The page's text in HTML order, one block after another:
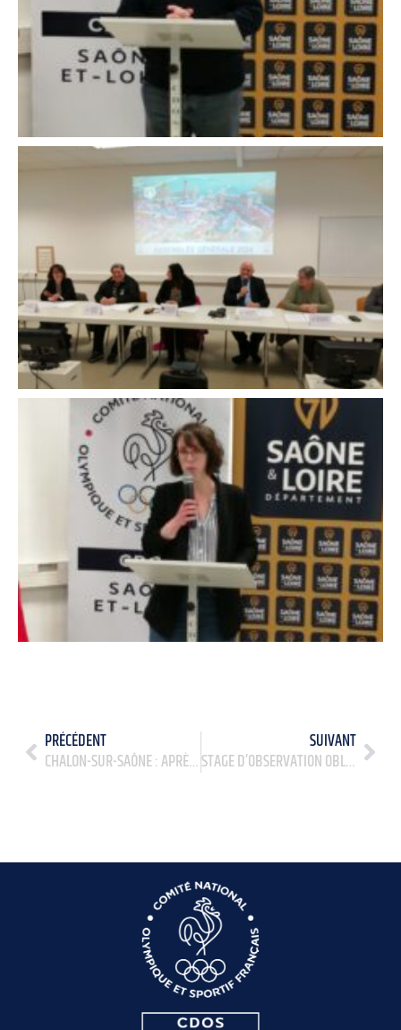
PRÉCÉDENT
CHALON-SUR-SAÔNE : APRÈS-MIDI PARASPORT
SUIVANT
STAGE D’OBSERVATION OBLIGATOIRE DE FIN DE SECONDE GÉNÉRALE ET TECHNOLOGIQUE